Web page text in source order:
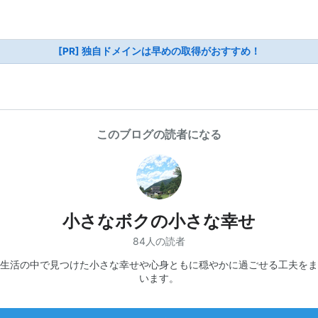
[PR] 独自ドメインは早めの取得がおすすめ！
このブログの読者になる
小さなボクの小さな幸せ
84人の読者
活の中で見つけた小さな幸せや心身ともに穏やかに過ごせる工夫を
います。